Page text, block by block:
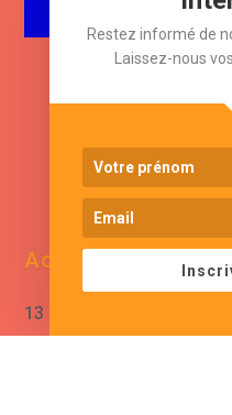
Adresse
13 bis rue de Baracca
Restez informé de
Laissez-nous